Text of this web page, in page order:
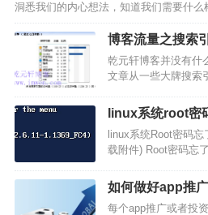
洞悉我们的内心想法，知道我们需要什
器，什么样的上网主页，通通都帮我们
周到，很人性，其…博客流量之搜索
乾元轩博客并没有什
文章从一些大牌搜索
证，这十几二十个ip
挺有意思挺好玩的…
linux系统root密
linux系统Root密码
载附件) Root密码忘
（3秒将进入默认）
如何做好app推
每个app推广或者投